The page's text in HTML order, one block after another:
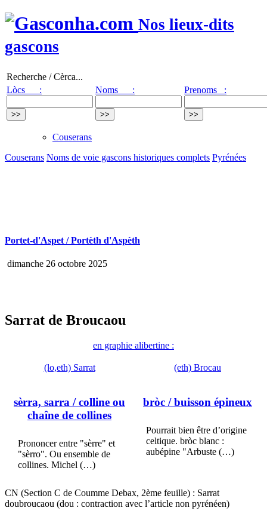
Nos lieux-dits
gascons
Recherche / Cèrca...
Lòcs :
Noms : Prenoms :
Couserans
Couserans Noms de voie gascons historiques complets Pyrénées
Portet-d'Aspet / Portèth d'Aspèth
dimanche 26 octobre 2025
Sarrat de Broucaou
en graphie alibertine :
(lo,eth) Sarrat
sèrra, sarra / colline ou
chaîne de collines
Prononcer entre "sèrre" et
"sèrro". Ou ensemble de
collines. Michel (…)
(eth) Brocau
bròc / buisson épineux
Pourrait bien être d’origine
celtique. bròc blanc :
aubépine "Arbuste (…)
CN (Section C de Coumme Debax, 2ème feuille) : Sarrat
doubroucaou (dou : contraction avec l’article non pyrénéen)